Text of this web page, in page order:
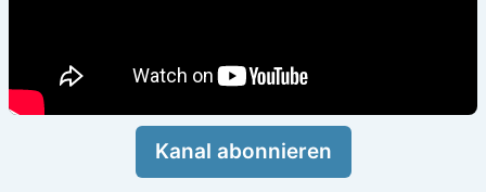
Kanal abonnieren